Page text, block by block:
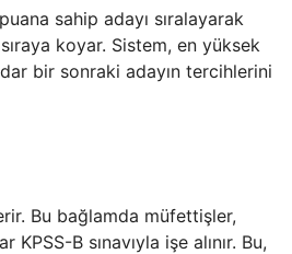
sahip adayı sıralayarak
koyar. Sistem, en yüksek
bir sonraki adayın tercihlerini
Bu bağlamda müfettişler,
B sınavıyla işe alınır. Bu,